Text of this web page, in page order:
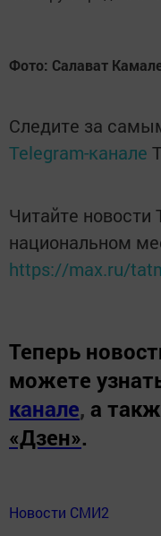
Фото: Салават
Следите за
Telegram-канале
Читайте новости
национальном
https://max.ru/
Теперь
можете
канале, а
«Дзен».
Новости СМИ2